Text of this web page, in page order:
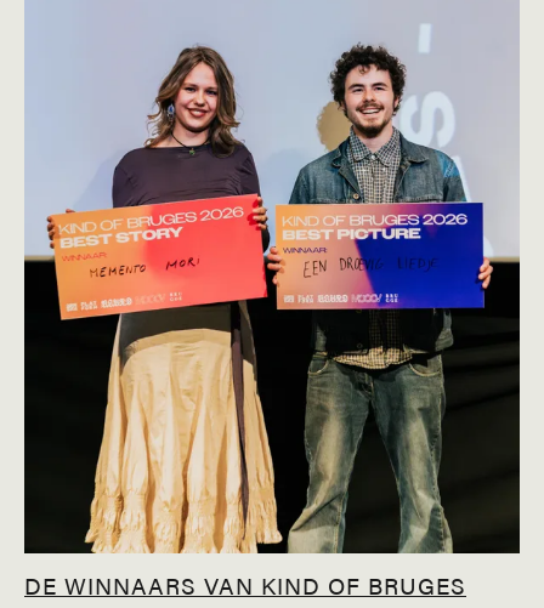
DE WINNAARS VAN KIND OF BRUGES